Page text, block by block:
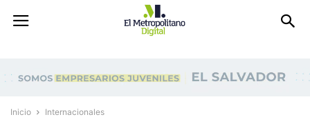
Inicio Internacionales